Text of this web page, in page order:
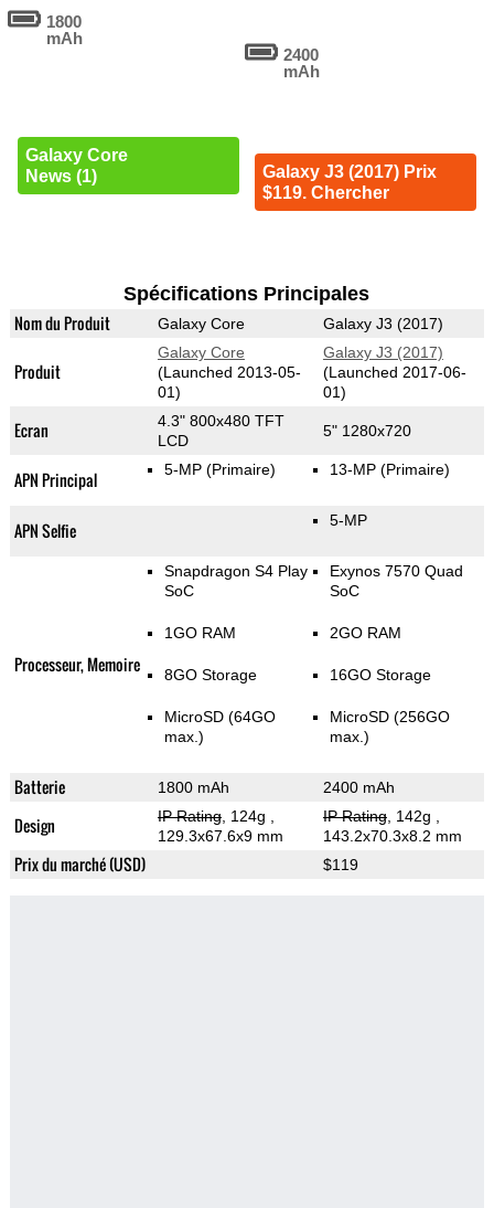
1800
mAh
Galaxy Core
News (1)
2400
mAh
Galaxy J3 (2017) Prix
$119. Chercher
Spécifications Principales
Nom du Produit Galaxy Core Galaxy J3 (2017)
Produit
Galaxy Core
(Launched 2013-05-
01)
Galaxy J3 (2017)
(Launched 2017-06-
01)
Ecran
4.3" 800x480 TFT
LCD
5" 1280x720
APN Principal 5-MP (Primaire) 13-MP (Primaire)
APN Selfie 5-MP
Processeur, Memoire
Snapdragon S4 Play
SoC
1GO RAM
8GO Storage
MicroSD (64GO
max.)
Exynos 7570 Quad
SoC
2GO RAM
16GO Storage
MicroSD (256GO
max.)
Batterie 1800 mAh 2400 mAh
Design IP Rating, 124g
129.3x67.6x9 mm
IP Rating, 142g
143.2x70.3x8.2 mm
Prix du marché (USD) $119